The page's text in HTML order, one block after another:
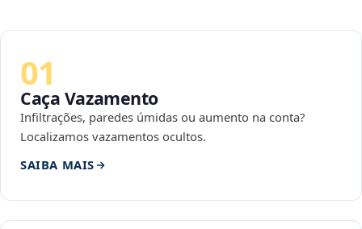
01
Caça Vazamento
Infiltrações, paredes úmidas ou aumento na conta?
Localizamos vazamentos ocultos.
SAIBA MAIS